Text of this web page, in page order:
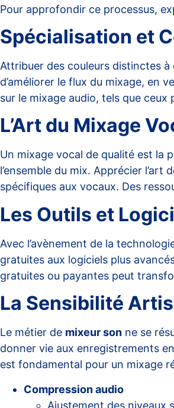
Pour approfondir ce processus,
Spécialisation et
Attribuer des couleurs distinctes
d’améliorer le flux du mixage, en
sur le mixage audio, tels que ceux
L’Art du Mixage
Un mixage vocal de qualité est la
l’ensemble du mix. Apprécier
spécifiques aux vocaux. Des
Les Outils et
Avec l’avènement de la
gratuites aux logiciels plus
gratuites ou payantes peut
La Sensibilité
Le métier de mixeur son ne se
donner vie aux enregistrements
est fondamental pour un mixage
Compression audio
Ajustement des niveaux